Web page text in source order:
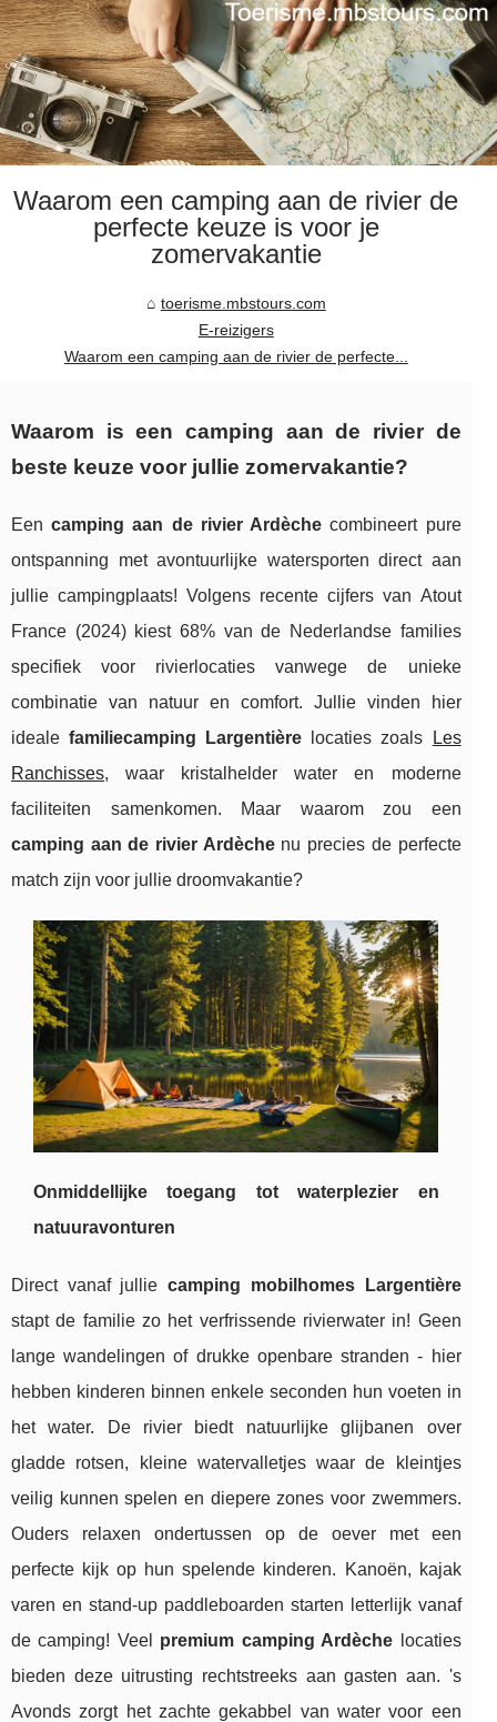
Waarom een camping aan de rivier de
perfecte keuze is voor je
zomervakantie
toerisme.mbstours.com
E-reizigers
Waarom een camping aan de rivier de perfecte...
Waarom is een camping aan de rivier de
beste keuze voor jullie zomervakantie?
Eencamping aan de rivier Ardèche combineert pure
ontspanning met avontuurlijke watersporten direct aan
jullie campingplaats! Volgens recente cijfers van Atout
France (2024) kiest 68% van de Nederlandse families
specifiek voor rivierlocaties vanwege de unieke
combinatie van natuur en comfort. Jullie vinden hier
idealefamiliecamping Largentière locaties zoals
Les
Ranchisses, waar kristalhelder water en moderne
faciliteiten samenkomen. Maar waarom zou een
camping aan de rivier Ardèchenu precies de perfecte
match zijn voor jullie droomvakantie?
Onmiddellijke toegang tot waterplezier en
natuuravonturen
Direct vanaf julliecamping mobilhomes Largentière
staptde familie zo het verfrissende rivierwater in! Geen
lange wandelingen of drukke openbare stranden - hier
hebben kinderen binnen enkele seconden hun voeten in
het water. De rivier biedt natuurlijke glijbanen over
gladde rotsen, kleine watervalletjes waar de kleintjes
veilig kunnen spelen en diepere zones voor zwemmers.
Ouders relaxen ondertussen op de oever met een
perfecte kijk op hun spelende kinderen. Kanoën, kajak
varen en stand-up paddleboarden starten letterlijk vanaf
de camping! Veel premium camping Ardèche locaties
bieden deze uitrusting rechtstreeks aan gasten aan. 's
Avonds zorgt het zachte gekabbel van water voor een